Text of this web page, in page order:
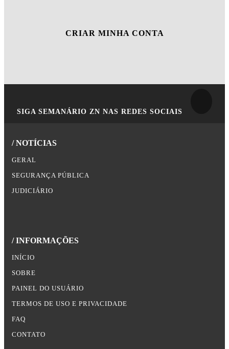
CRIAR MINHA CONTA
SIGA SEMANÁRIO ZN NAS REDES SOCIAIS
/ NOTÍCIAS
GERAL
SEGURANÇA PÚBLICA
JUDICIÁRIO
/ INFORMAÇÕES
INÍCIO
SOBRE
PAINEL DO USUÁRIO
TERMOS DE USO E PRIVACIDADE
FAQ
CONTATO